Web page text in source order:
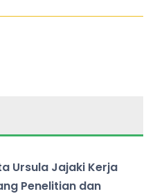
Ursula Jajaki Kerja
Penelitian dan